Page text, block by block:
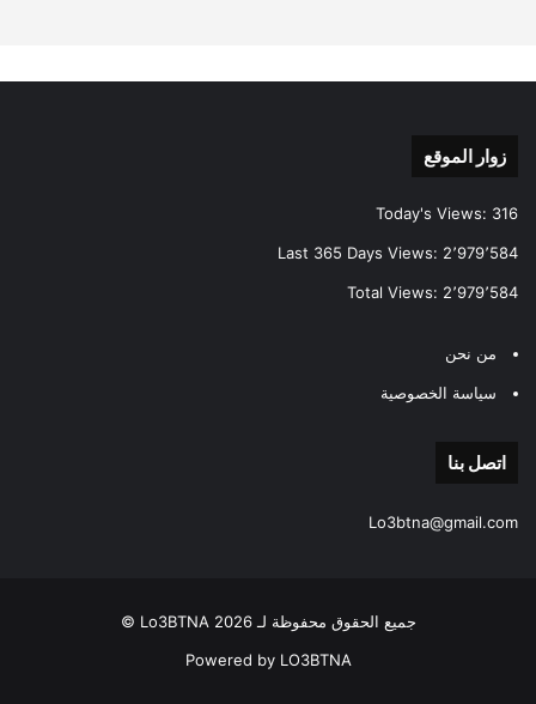
زوار الموقع
Today's Views: 316
Last 365 Days Views: 2٬979٬584
Total Views: 2٬979٬584
من نحن
سياسة الخصوصية
اتصل بنا
Lo3btna@gmail.com
جميع الحقوق محفوظة لـ Lo3BTNA 2026 ©
Powered by LO3BTNA